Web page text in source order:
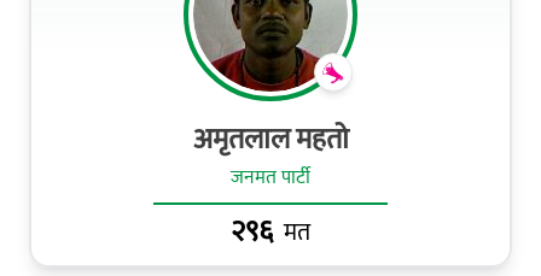
अमृतलाल महतो
जनमत पार्टी
२९६ मत